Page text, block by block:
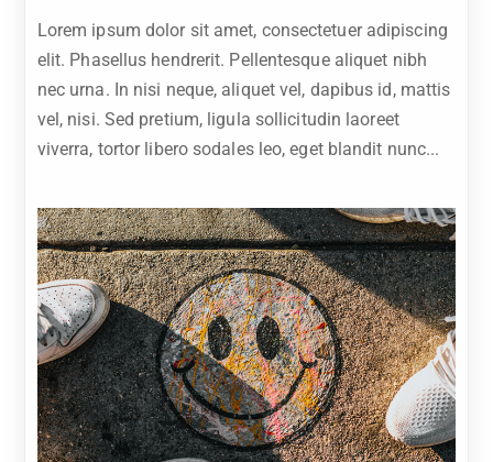
Lorem ipsum dolor sit amet, consectetuer adipiscing
elit. Phasellus hendrerit. Pellentesque aliquet nibh
nec urna. In nisi neque, aliquet vel, dapibus id, mattis
vel, nisi. Sed pretium, ligula sollicitudin laoreet
viverra, tortor libero sodales leo, eget blandit nunc...